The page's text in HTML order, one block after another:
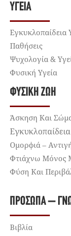
ΥΓΕΊΑ
Εγκυκλοπαίδεια
Παθήσεις
Ψυχολογία &
Φυσική Υγεία
ΦΥΣΙΚΉ ΖΩΉ
Άσκηση Και
Ομορφιά –
Φτιάχνω Μόνος
Φύση Και
ΠΡΌΣΩΠΑ –
Βιβλία